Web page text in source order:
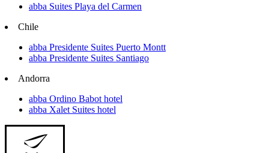
abba Suites Playa del Carmen
Chile
abba Presidente Suites Puerto Montt
abba Presidente Suites Santiago
Andorra
abba Ordino Babot hotel
abba Xalet Suites hotel